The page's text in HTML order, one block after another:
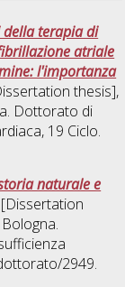
della terapia di
atriale
l'importanza
thesis],
Dottorato di
, 19 Ciclo.
naturale e
[Dissertation
2949.